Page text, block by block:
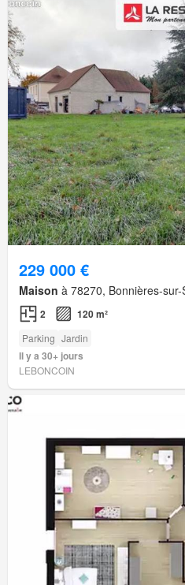
229 000 €
Maison à 78270, Bonnières-
2 120 m²
Parking Jardin
Il y a 30+ jours
LEBONCOIN